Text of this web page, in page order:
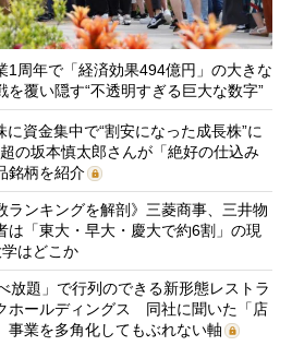
1周年で「経済効果494億円」の大きな
覆い隠す“不透明すぎる巨大な数字”
資金集中で“割安になった成長株”に
の坂本慎太郎さんが「絶好の仕込み
銘柄を紹介
ランキングを解剖》三菱商事、三井物
は「東大・早大・慶大で約6割」の現
はどこか
放題」で行列のできる新形態レストラ
ホールディングス 同社に聞いた「店
事業を多角化してもぶれない軸